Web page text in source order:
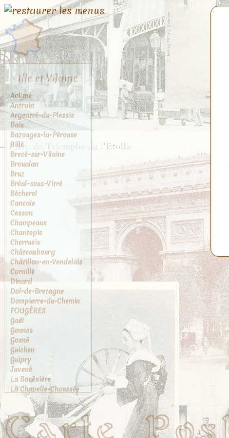
Ille et Vilaine
Acigné
Antrain
Argentré-du-Plessis
Bais
Bazouges-la-Pérouse
Billé
Brecé-sur-Vilaine
Broualan
Bruz
Bréal-sous-Vitré
Bécherel
Cancale
Cesson
Champeaux
Chantepie
Cherrueix
Châteaubourg
Châtillon-en-Vendelais
Cornillé
Dinard
Dol-de-Bretagne
Dompierre-du-Chemin
FOUGÈRES
Gaël
Gennes
Gosné
Guichen
Guipry
Javené
La Bouëxière
La Chapelle-Chaussée
La Chapelle-des-
Fougeretz
La Gouesnière
La Rance